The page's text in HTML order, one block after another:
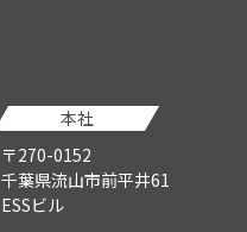
本社
〒270-0152
千葉県流山市前平井61
ESSビル